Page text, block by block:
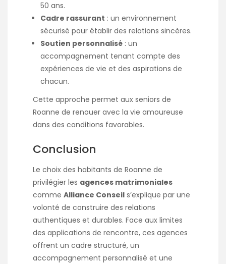
50 ans.​
Cadre rassurant : un environnement
sécurisé pour établir des relations sincères.​
Soutien personnalisé : un
accompagnement tenant compte des
expériences de vie et des aspirations de
chacun.​
Cette approche permet aux seniors de
Roanne de renouer avec la vie amoureuse
dans des conditions favorables.​
Conclusion
Le choix des habitants de Roanne de
privilégier les agences matrimoniales
comme Alliance Conseil s’explique par une
volonté de construire des relations
authentiques et durables. Face aux limites
des applications de rencontre, ces agences
offrent un cadre structuré, un
accompagnement personnalisé et une